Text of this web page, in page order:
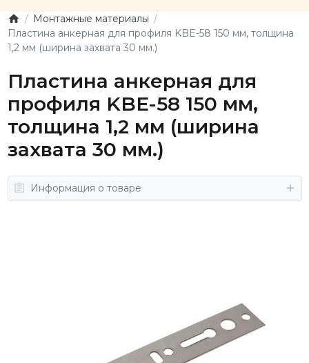
Монтажные материалы
Пластина анкерная для профиля KBE-58 150 мм, толщина
1,2 мм (ширина захвата 30 мм.)
Пластина анкерная для
профиля KBE-58 150 мм,
толщина 1,2 мм (ширина
захвата 30 мм.)
Информация о товаре